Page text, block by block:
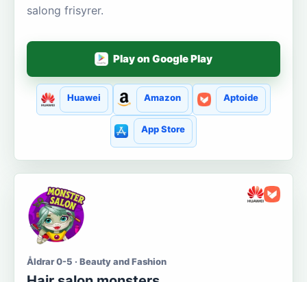
salong frisyrer.
Play on Google Play
Huawei Amazon Aptoide
App Store
Åldrar 0-5 · Beauty and Fashion